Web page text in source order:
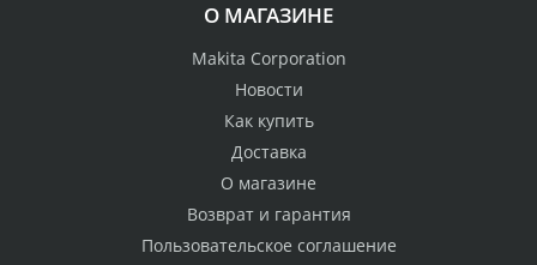
О МАГАЗИНЕ
Makita Corporation
Новости
Как купить
Доставка
О магазине
Возврат и гарантия
Пользовательское соглашение